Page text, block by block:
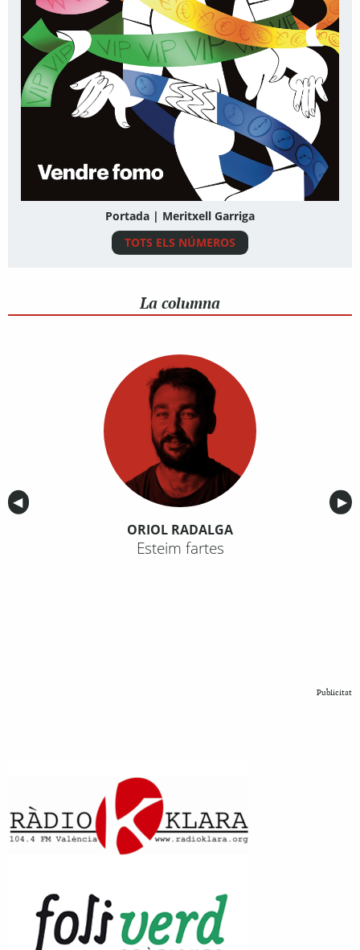
Portada | Meritxell Garriga
TOTS ELS NÚMEROS
La columna
Anterior
◀︎ ▶︎
ORIOL RADALGA
Esteim fartes
Publicitat